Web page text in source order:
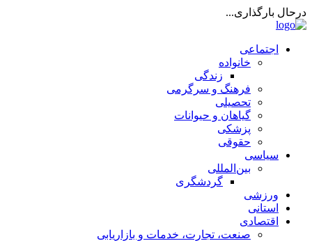
درحال بارگذاری...
اجتماعی
خانواده
زندگی
فرهنگ و سرگرمی
تحصیلی
گیاهان و حیوانات
پزشکی
حقوقی
سیاسی
بین‌المللی
گردشگری
ورزشی
استانی
اقتصادی
صنعت، تجارت، خدمات و بازاریابی